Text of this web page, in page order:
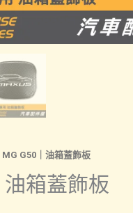
MG G50｜油箱蓋飾板
油箱蓋飾板